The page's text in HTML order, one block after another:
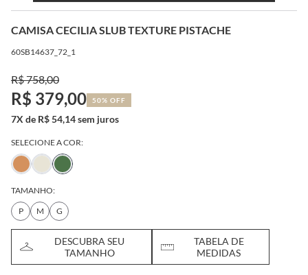
CAMISA CECILIA SLUB TEXTURE PISTACHE
60SB14637_72_1
R$ 758,00
R$ 379,00 50% OFF
7X de R$ 54,14 sem juros
SELECIONE A COR:
TAMANHO:
P
M G
DESCUBRA SEU
TAMANHO
TABELA DE
MEDIDAS